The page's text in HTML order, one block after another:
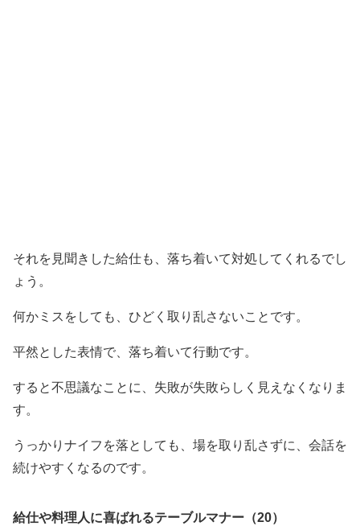
それを見聞きした給仕も、落ち着いて対処してくれるでし
ょう。
何かミスをしても、ひどく取り乱さないことです。
平然とした表情で、落ち着いて行動です。
すると不思議なことに、失敗が失敗らしく見えなくなりま
す。
うっかりナイフを落としても、場を取り乱さずに、会話を
続けやすくなるのです。
給仕や料理人に喜ばれるテーブルマナー（20）